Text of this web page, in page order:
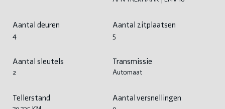
Aantal deuren
4
Aantal zitplaatsen
5
Aantal sleutels
2
Transmissie
Automaat
Tellerstand Aantal versnellingen